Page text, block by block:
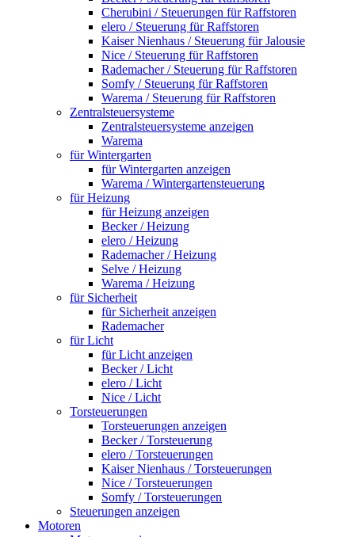
Cherubini / Steuerungen für Raffstoren
elero / Steuerung für Raffstoren
Kaiser Nienhaus / Steuerung für Jalousie
Nice / Steuerung für Raffstoren
Rademacher / Steuerung für Raffstoren
Somfy / Steuerung für Raffstoren
Warema / Steuerung für Raffstoren
Zentralsteuersysteme
Zentralsteuersysteme anzeigen
Warema
für Wintergarten
für Wintergarten anzeigen
Warema / Wintergartensteuerung
für Heizung
für Heizung anzeigen
Becker / Heizung
elero / Heizung
Rademacher / Heizung
Selve / Heizung
Warema / Heizung
für Sicherheit
für Sicherheit anzeigen
Rademacher
für Licht
für Licht anzeigen
Becker / Licht
elero / Licht
Nice / Licht
Torsteuerungen
Torsteuerungen anzeigen
Becker / Torsteuerung
elero / Torsteuerungen
Kaiser Nienhaus / Torsteuerungen
Nice / Torsteuerungen
Somfy / Torsteuerungen
Steuerungen anzeigen
Motoren